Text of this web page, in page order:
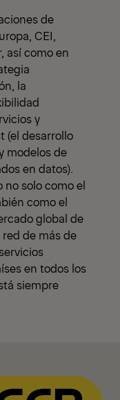
de
CEI,
así como en
la
y
(el desarrollo
modelos de
en datos).
no solo como el
como el
global de
de más de
en todos los
siempre